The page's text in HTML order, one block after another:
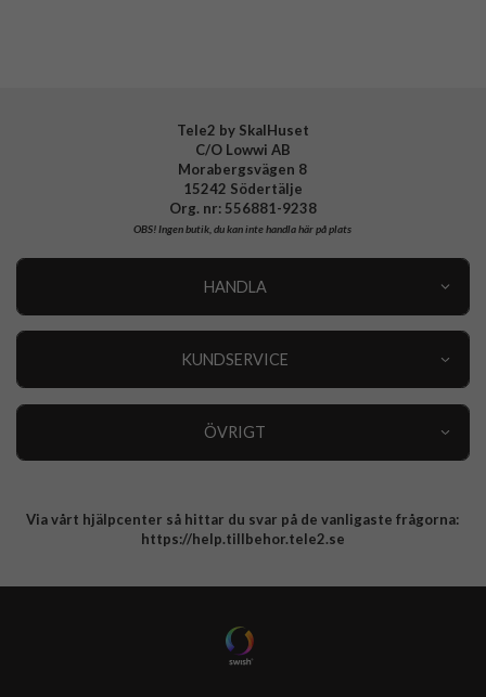
Tele2 by SkalHuset
C/O Lowwi AB
Morabergsvägen 8
15242 Södertälje
Org. nr: 556881-9238
OBS!Ingen butik, du kan inte handla här på plats
HANDLA
KUNDSERVICE
ÖVRIGT
Integritetspolicy
Via vårt hjälpcenter så hittar du svar på de vanligaste frågorna:
https://help.tillbehor.tele2.se